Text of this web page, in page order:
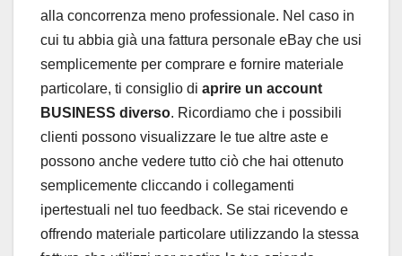
alla concorrenza meno professionale. Nel caso in
cui tu abbia già una fattura personale eBay che usi
semplicemente per comprare e fornire materiale
particolare, ti consiglio di aprire un account
BUSINESS diverso. Ricordiamo che i possibili
clienti possono visualizzare le tue altre aste e
possono anche vedere tutto ciò che hai ottenuto
semplicemente cliccando i collegamenti
ipertestuali nel tuo feedback. Se stai ricevendo e
offrendo materiale particolare utilizzando la stessa